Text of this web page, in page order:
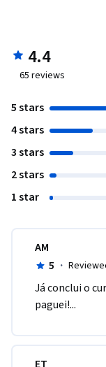
4.4
65 reviews
5 stars
4 stars
3 stars
2 stars
1 star
AM
5 ·
J​á conclui o
paguei!...